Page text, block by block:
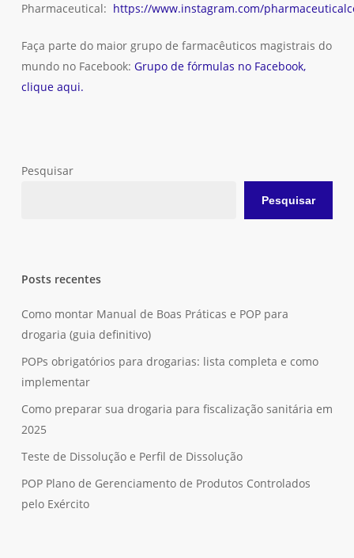
Pharmaceutical: https://www.instagram.com/
Faça parte do maior grupo de farmacêuticos magistrais do
mundo no Facebook: Grupo de fórmulas no Facebook,
clique aqui.
Pesquisar
Pesquisar
Posts recentes
Como montar Manual de Boas Práticas e POP para
drogaria (guia definitivo)
POPs obrigatórios para drogarias: lista completa e como
implementar
Como preparar sua drogaria para fiscalização sanitária em
2025
Teste de Dissolução e Perfil de Dissolução
POP Plano de Gerenciamento de Produtos Controlados
pelo Exército